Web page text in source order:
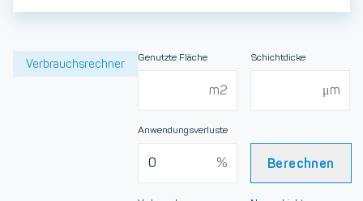
Verbrauchsrechner Genutzte Fläche Schichtdicke
Anwendungsverluste
Berechnen